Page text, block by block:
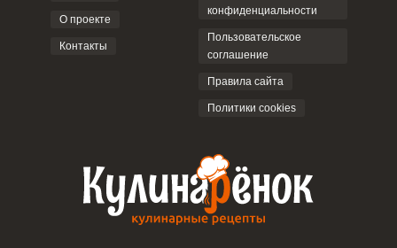
О проекте
Контакты
конфиденциальности
Пользовательское
соглашение
Правила сайта
Политики cookies